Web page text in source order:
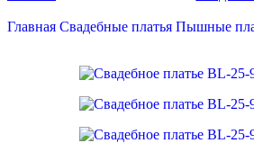
Главная Свадебные платья Пышные